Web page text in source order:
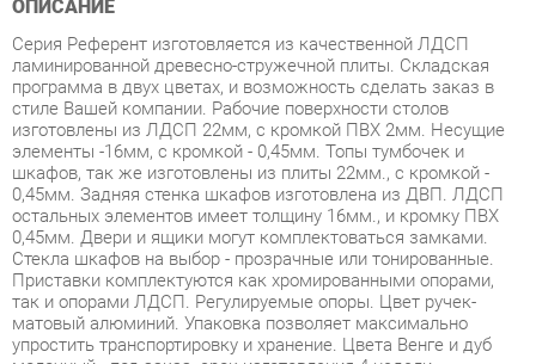
программа в двух цветах, и возможность сделать заказ в
стиле Вашей компании. Рабочие поверхности столов
изготовлены из ЛДСП 22мм, с кромкой ПВХ 2мм. Несущие
элементы -16мм, с кромкой - 0,45мм. Топы тумбочек и
шкафов, так же изготовлены из плиты 22мм., с кромкой -
0,45мм. Задняя стенка шкафов изготовлена из ДВП. ЛДСП
остальных элементов имеет толщину 16мм., и кромку ПВХ
0,45мм. Двери и ящики могут комплектоваться замками.
Стекла шкафов на выбор - прозрачные или тонированные.
Приставки комплектуются как хромированными опорами,
так и опорами ЛДСП. Регулируемые опоры. Цвет ручек-
матовый алюминий. Упаковка позволяет максимально
упростить транспортировку и хранение. Цвета Венге и дуб
молочный - под заказ, срок изготовления 4 недели,
предоплата 30.
Условия покупки